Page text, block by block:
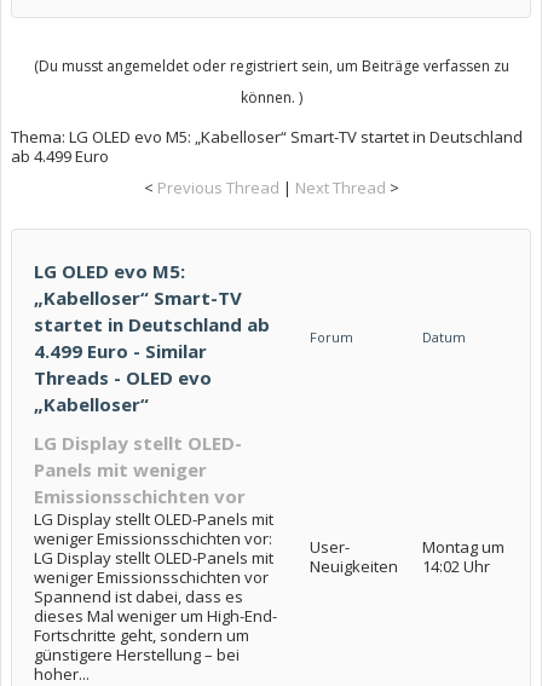
(Du musst angemeldet oder registriert sein, um Beiträge verfassen zu
können. )
Thema: LG OLED evo M5: „Kabelloser“ Smart-TV startet in Deutschland
ab 4.499 Euro
< Previous Thread | Next Thread >
LG OLED evo M5:
„Kabelloser“ Smart-TV
startet in Deutschland ab
4.499 Euro - Similar
Threads - OLED evo
„Kabelloser“
Forum Datum
LG Display stellt OLED-
Panels mit weniger
Emissionsschichten vor
LG Display stellt OLED-Panels mit
weniger Emissionsschichten vor:
LG Display stellt OLED-Panels mit
weniger Emissionsschichten vor
Spannend ist dabei, dass es
dieses Mal weniger um High-End-
Fortschritte geht, sondern um
günstigere Herstellung – bei
hoher...
User-
Neuigkeiten
Montag um
14:02 Uhr